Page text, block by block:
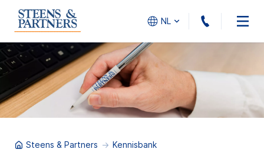
NL 010 -
Steens & Partners Kennisbank